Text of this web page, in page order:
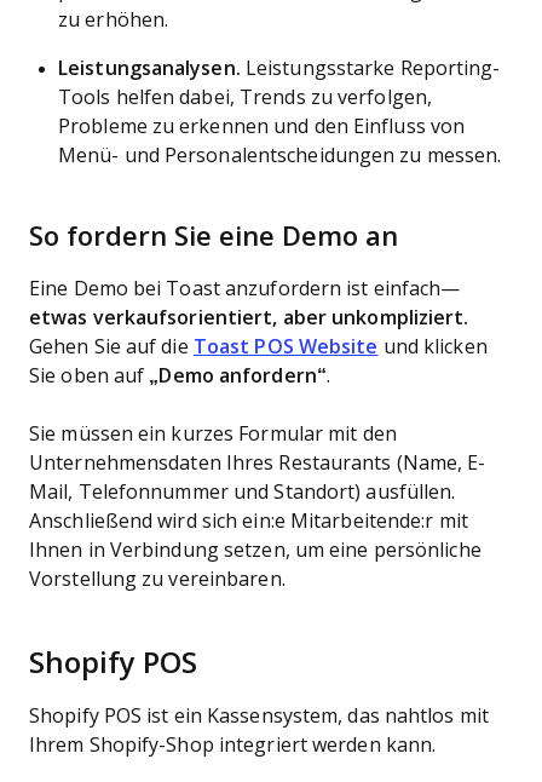
zu erhöhen.
Leistungsanalysen. Leistungsstarke Reporting-
Tools helfen dabei, Trends zu verfolgen,
Probleme zu erkennen und den Einfluss von
Menü- und Personalentscheidungen zu messen.
So fordern Sie eine Demo an
Eine Demo bei Toast anzufordern ist einfach—
etwas verkaufsorientiert, aber unkompliziert.
Gehen Sie auf die Toast POS Website und klicken
Sie oben auf „Demo anfordern“.
Sie müssen ein kurzes Formular mit den
Unternehmensdaten Ihres Restaurants (Name, E-
Mail, Telefonnummer und Standort) ausfüllen.
Anschließend wird sich ein:e Mitarbeitende:r mit
Ihnen in Verbindung setzen, um eine persönliche
Vorstellung zu vereinbaren.
Shopify POS
Shopify POS ist ein Kassensystem, das nahtlos mit
Ihrem Shopify-Shop integriert werden kann.